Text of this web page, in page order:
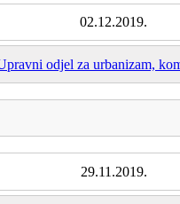
02.12.2019.
odjel za urbanizam,
29.11.2019.